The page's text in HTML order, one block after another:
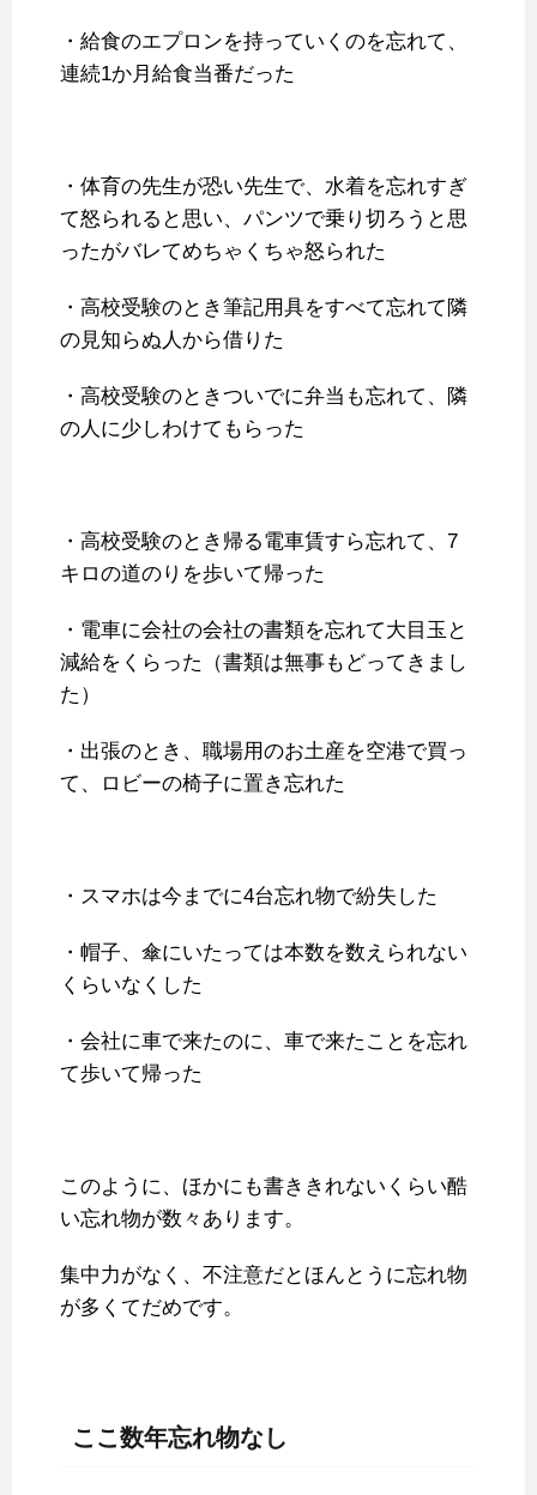
・給食のエプロンを持っていくのを忘れて、
連続1か月給食当番だった
・体育の先生が恐い先生で、水着を忘れすぎ
て怒られると思い、パンツで乗り切ろうと思
ったがバレてめちゃくちゃ怒られた
・高校受験のとき筆記用具をすべて忘れて隣
の見知らぬ人から借りた
・高校受験のときついでに弁当も忘れて、隣
の人に少しわけてもらった
・高校受験のとき帰る電車賃すら忘れて、7
キロの道のりを歩いて帰った
・電車に会社の会社の書類を忘れて大目玉と
減給をくらった（書類は無事もどってきまし
た）
・出張のとき、職場用のお土産を空港で買っ
て、ロビーの椅子に置き忘れた
・スマホは今までに4台忘れ物で紛失した
・帽子、傘にいたっては本数を数えられない
くらいなくした
・会社に車で来たのに、車で来たことを忘れ
て歩いて帰った
このように、ほかにも書ききれないくらい酷
い忘れ物が数々あります。
集中力がなく、不注意だとほんとうに忘れ物
が多くてだめです。
ここ数年忘れ物なし